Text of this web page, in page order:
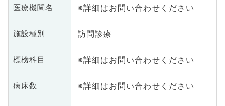
医療機関名 ※詳細はお問い合わせください
施設種別 訪問診療
標榜科目 ※詳細はお問い合わせください
病床数 ※詳細はお問い合わせください